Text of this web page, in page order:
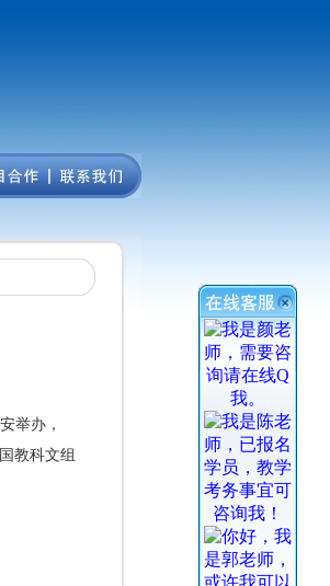
举办，
教科文组